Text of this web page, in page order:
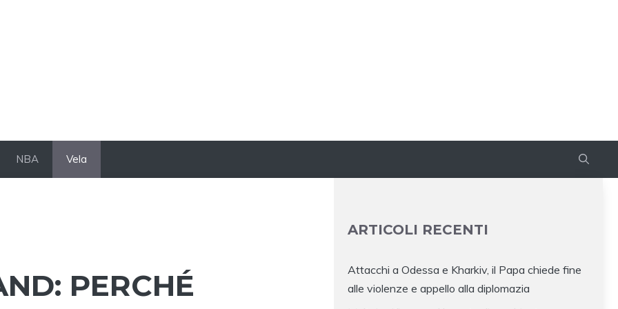
NBA Vela
PERCHÉ
ARTICOLI RECENTI
Attacchi a Odessa e Kharkiv, il Papa chiede fine
alle violenze e appello alla diplomazia